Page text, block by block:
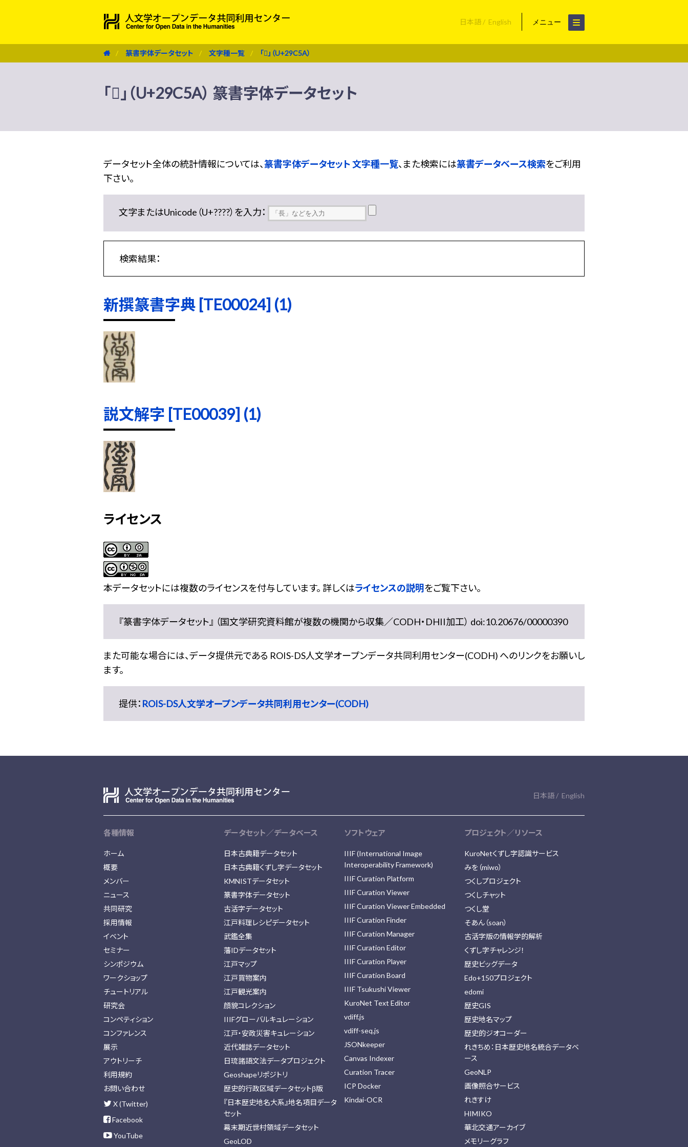
日本語 English メニュー
篆書字体データセット 文字種一覧 「𩱚」（U+29C5A）
「𩱚」（U+29C5A） 篆書字体データセット
データセット全体の統計情報については、篆書字体データセット 文字種一覧、また検索には篆書データベース検索をご利用
下さい。
文字またはUnicode（U+????）を入力：
検索結果：
新撰篆書字典 [TE00024] (1)
説文解字 [TE00039] (1)
ライセンス
本データセットには複数のライセンスを付与しています。 詳しくはライセンスの説明をご覧下さい。
『篆書字体データセット』 （国文学研究資料館が複数の機関から収集／CODH・DHII加工） doi:10.20676/00000390
また可能な場合には、データ提供元である ROIS-DS人文学オープンデータ共同利用センター(CODH) へのリンクをお願いし
ます。
提供： ROIS-DS人文学オープンデータ共同利用センター(CODH)
日本語 English
各種情報
ホーム
概要
メンバー
ニュース
共同研究
採用情報
イベント
セミナー
シンポジウム
ワークショップ
チュートリアル
研究会
コンペティション
コンファレンス
展示
アウトリーチ
利用規約
お問い合わせ
X (Twitter)
Facebook
YouTube
データセット／データベース
日本古典籍データセット
日本古典籍くずし字データセット
KMNISTデータセット
篆書字体データセット
古活字データセット
江戸料理レシピデータセット
武鑑全集
藩IDデータセット
江戸マップ
江戸買物案内
江戸観光案内
顔貌コレクション
IIIFグローバルキュレーション
江戸・安政災害キュレーション
近代雑誌データセット
日琉諸語文法データプロジェクト
Geoshapeリポジトリ
歴史的行政区域データセットβ版
『日本歴史地名大系』地名項目データ
セット
幕末期近世村領域データセット
GeoLOD
ソフトウェア
IIIF (International Image
Interoperability Framework)
IIIF Curation Platform
IIIF Curation Viewer
IIIF Curation Viewer Embedded
IIIF Curation Finder
IIIF Curation Manager
IIIF Curation Editor
IIIF Curation Player
IIIF Curation Board
IIIF Tsukushi Viewer
KuroNet Text Editor
vdiff.js
vdiff-seq.js
JSONkeeper
Canvas Indexer
Curation Tracer
ICP Docker
Kindai-OCR
プロジェクト／リソース
KuroNetくずし字認識サービス
みを（miwo）
つくしプロジェクト
つくしチャット
つくし堂
そあん（soan）
古活字版の情報学的解析
くずし字チャレンジ！
歴史ビッグデータ
Edo+150プロジェクト
edomi
歴史GIS
歴史地名マップ
歴史的ジオコーダー
れきちめ：日本歴史地名統合データベ
ース
GeoNLP
画像照合サービス
れきすけ
HIMIKO
華北交通アーカイブ
メモリーグラフ